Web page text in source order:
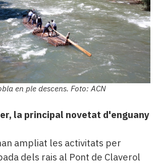
en ple descens. Foto: ACN
la principal novetat d'enguany
ampliat les activitats per
dels rais al Pont de Claverol